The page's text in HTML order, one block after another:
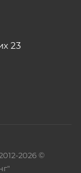
23
2026 ©